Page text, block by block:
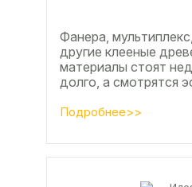
Фанера,
другие клееные
материалы стоят
долго, а смотрятся
Подробнее>>